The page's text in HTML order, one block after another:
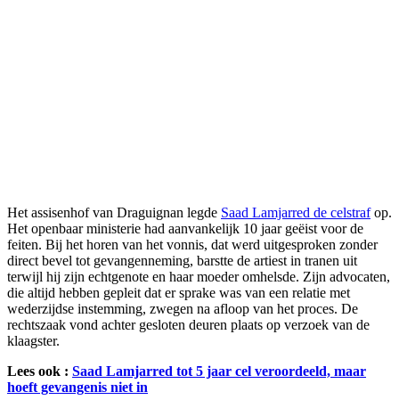
Het assisenhof van Draguignan legde Saad Lamjarred de celstrafop.
Het openbaar ministerie had aanvankelijk 10 jaar geëist voor de
feiten. Bij het horen van het vonnis, dat werd uitgesproken zonder
direct bevel tot gevangenneming, barstte de artiest in tranen uit
terwijl hij zijn echtgenote en haar moeder omhelsde. Zijn advocaten,
die altijd hebben gepleit dat er sprake was van een relatie met
wederzijdse instemming, zwegen na afloop van het proces. De
rechtszaak vond achter gesloten deuren plaats op verzoek van de
klaagster.
Lees ook : Saad Lamjarred tot 5 jaar cel veroordeeld, maar
hoeft gevangenis niet in